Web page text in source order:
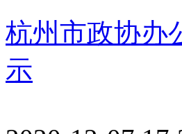
杭州市政协办
示